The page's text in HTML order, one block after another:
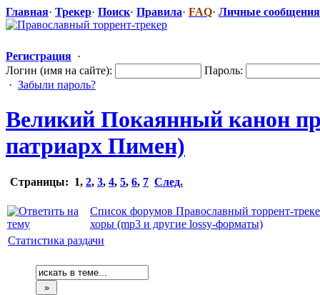
Главная· Трекер· Поиск· Правила· FAQ· Личные сообщения
Регистрация ·
Логин (имя на сайте):
Пароль:
· Забыли пароль?
Великий Покаянный канон
патриарх Пимен)
Страницы: 1, 2, 3, 4, 5, 6, 7 След.
Список форумов Православный торрент-
хоры (mp3 и другие lossy-форматы)
Статистика раздачи